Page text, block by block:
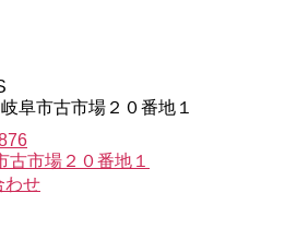
阜市古市場２０番地１
市場２０番地１